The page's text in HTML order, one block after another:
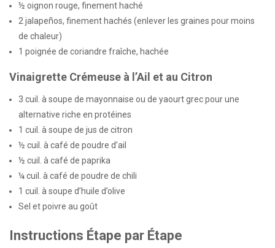
½ oignon rouge, finement haché
2 jalapeños, finement hachés (enlever les graines pour moins
de chaleur)
1 poignée de coriandre fraîche, hachée
Vinaigrette Crémeuse à l’Ail et au Citron
3 cuil. à soupe de mayonnaise ou de yaourt grec pour une
alternative riche en protéines
1 cuil. à soupe de jus de citron
½ cuil. à café de poudre d’ail
½ cuil. à café de paprika
¼ cuil. à café de poudre de chili
1 cuil. à soupe d’huile d’olive
Sel et poivre au goût
Instructions Étape par Étape